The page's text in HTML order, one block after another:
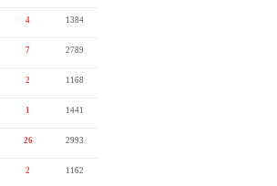
4 1384
7 2789
2 1168
1 1441
26 2993
2 1162